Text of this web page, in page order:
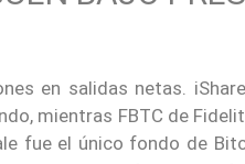
en salidas netas.
mientras FBTC de
fue el único fondo de